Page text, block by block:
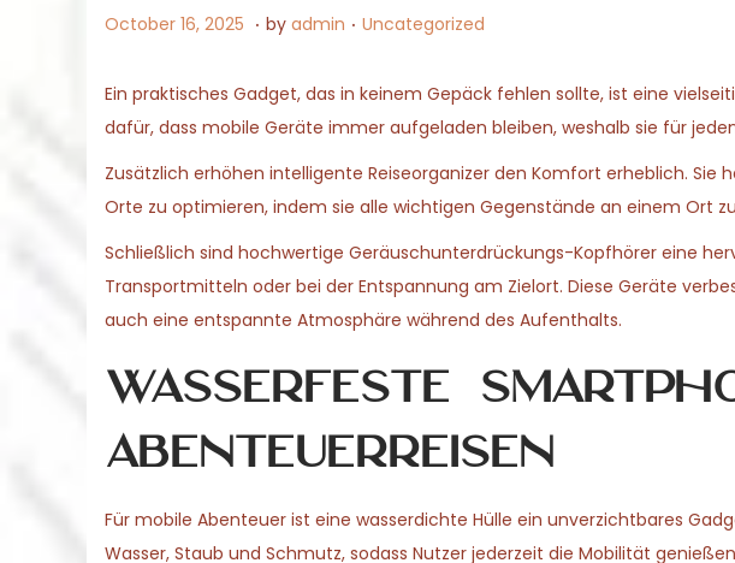
n
v
i
i
o
n
c
n
t
P
s
t
n
October 16, 2025 M
y
1
0
2
6
. by admin . P
s
t
n
Uncategorized
Ein praktisches Gadget, das in keinem Gepäck fehlen sollte, ist eine
dafür, dass mobile Geräte immer aufgeladen bleiben, weshalb sie für
Zusätzlich erhöhen intelligente Reiseorganizer den Komfort erheblich.
Orte zu optimieren, indem sie alle wichtigen Gegenstände an einem Ort
Schließlich sind hochwertige Geräuschunterdrückungs-Kopfhörer eine
Transportmitteln oder bei der Entspannung am Zielort. Diese Geräte
auch eine entspannte Atmosphäre während des Aufenthalts.
Wasserfeste
Abenteuerreisen
Für mobile Abenteuer ist eine wasserdichte Hülle ein unverzichtbares
Wasser, Staub und Schmutz, sodass Nutzer jederzeit die Mobilität